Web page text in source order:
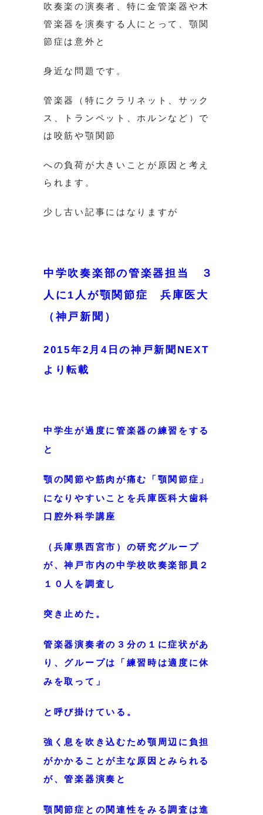
吹奏楽の演奏者、特に金管楽器や木
管楽器を演奏する人にとって、顎関
節症は意外と
身近な問題です。
管楽器（特にクラリネット、サック
ス、トランペット、ホルンなど）で
は咬筋や顎関節
への負荷が大きいことが原因と考え
られます。
少し古い記事にはなりますが
中学吹奏楽部の管楽器担当 ３
人に1人が顎関節症 兵庫医大
（神戸新聞）
2015年2月4日の神戸新聞NEXT
より転載
中学生が過度に管楽器の練習をする
と
顎の関節や筋肉が痛む「顎関節症」
になりやすいことを兵庫医科大歯科
口腔外科学講座
（兵庫県西宮市）の研究グループ
が、神戸市内の中学校吹奏楽部員２
１０人を調査し
突き止めた。
管楽器演奏者の３分の１に症状があ
り、グループは「練習時は適度に休
みを取って」
と呼び掛けている。
強く息を吹き込むため顎周辺に負担
がかかることが主な原因とみられる
が、管楽器演奏と
顎関節症との関連性をみる調査は進